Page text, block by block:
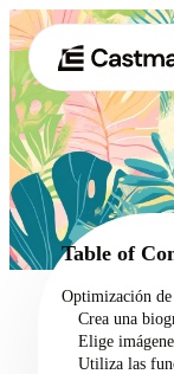
01
02 Casos
Table of
Optimización
Crea una
Elige
Utiliza las